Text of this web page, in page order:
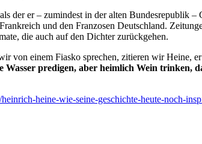
der er – zumindest in der alten Bundesrepublik
und den Franzosen Deutschland.
die auch auf den Dichter zurückgehen.
von einem Fiasko sprechen, zitieren wir Heine,
predigen, aber heimlich Wein trinken,
heine-wie-seine-geschichte-heute-noch-